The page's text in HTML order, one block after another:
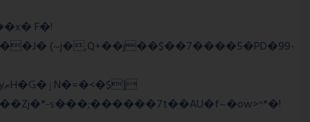
(~j�,Q+��j��$��7����5�PD�99-
s���;������7t� �AU�f~�ow>^*�!